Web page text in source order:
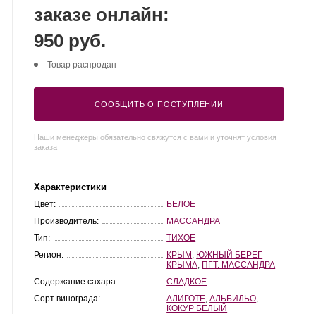
заказе онлайн:
950 руб.
Товар распродан
СООБЩИТЬ О ПОСТУПЛЕНИИ
Наши менеджеры обязательно свяжутся с вами и уточнят условия
заказа
Характеристики
Цвет:
БЕЛОЕ
Производитель:
МАССАНДРА
Тип:
ТИХОЕ
Регион:
КРЫМ ЮЖНЫЙ БЕРЕГ
КРЫМА ПГТ. МАССАНДРА
Содержание сахара:
СЛАДКОЕ
Сорт винограда:
АЛИГОТЕ ,АЛЬБИЛЬО
КОКУР БЕЛЫЙ